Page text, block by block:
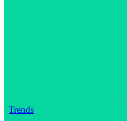
Trends